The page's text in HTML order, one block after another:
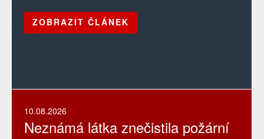
ZOBRAZIT ČLÁNEK
10.08.2026
Neznámá látka znečistila požární